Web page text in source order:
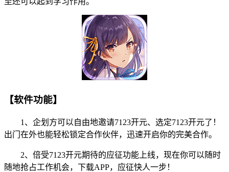
【软件功能】
1、企划方可以自由地邀请7123开元、选定7123开元了！
出门在外也能轻松锁定合作伙伴，迅速开启你的完美合作。
2、倍受7123开元期待的应征功能上线，现在你可以随时
随地抢占工作机会，下载APP，应征快人一步！